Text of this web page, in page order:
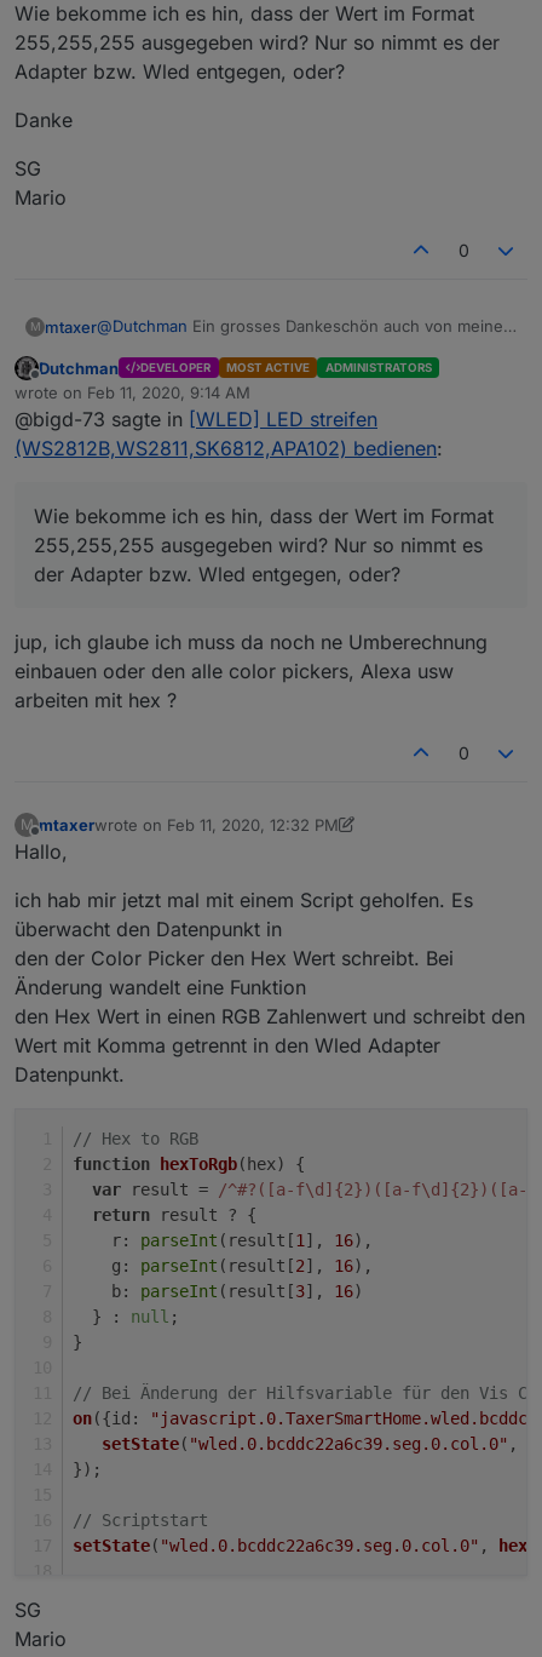
Wie bekomme ich es hin, dass der Wert im Format
255,255,255 ausgegeben wird? Nur so nimmt es der
Adapter bzw. Wled entgegen, oder?
Danke
SG
Mario
0
M mtaxer@Dutchman Ein grosses Dankeschön auch von meiner
Ich hätte eine Frage bezüglich der Color Picker im Vis.
Diese geben den Farbwert ja in Hex aus, also z.B.
#ffffff.
Wie bekomme ich es hin, dass der Wert im Format
255,255,255 ausgegeben wird? Nur so nimmt es der
Danke
Offline
Dutchman DEVELOPER MOST ACTIVE ADMINISTRATORS
wrote on Feb 11, 2020, 9:14 AM
last edited by
@bigd-73 sagte in [WLED] LED streifen
(WS2812B,WS2811,SK6812,APA102) bedienen:
Wie bekomme ich es hin, dass der Wert im Format
255,255,255 ausgegeben wird? Nur so nimmt es
der Adapter bzw. Wled entgegen, oder?
jup, ich glaube ich muss da noch ne Umberechnung
einbauen oder den alle color pickers, Alexa usw
arbeiten mit hex ?
0
M
Offline
mtaxerwrote on Feb 11, 2020, 12:32 PM
last edited by mtaxerFeb 11, 2020, 1:34 PM
Hallo,
ich hab mir jetzt mal mit einem Script geholfen. Es
überwacht den Datenpunkt in
den der Color Picker den Hex Wert schreibt. Bei
Änderung wandelt eine Funktion
den Hex Wert in einen RGB Zahlenwert und schreibt den
Wert mit Komma getrennt in den Wled Adapter
Datenpunkt.
// Hex to RGB
function
hexToRgb( hex) {
var result =
/^#?([a-f\d]{2})([a-f\d]{2})([a-
return result ? {
r: parseInt (result[1], 16),
g : parseInt (result[2], 16),
b: parseInt (result[3], 16)
  } :
null ;
}
// Bei Änderung der Hilfsvariable für den Vis
on({id :
setState( "wled.0.bcddc22a6c39.seg.0.col.0" ,
});
// Scriptstart
setState( "wled.0.bcddc22a6c39.seg.0.col.0" ,
SG
Mario